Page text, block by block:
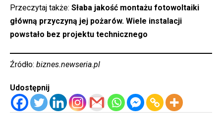
Przeczytaj także: Słaba jakość montażu fotowoltaiki
główną przyczyną jej pożarów. Wiele instalacji
powstało bez projektu technicznego
Źródło: biznes.newseria.pl
Udostępnij